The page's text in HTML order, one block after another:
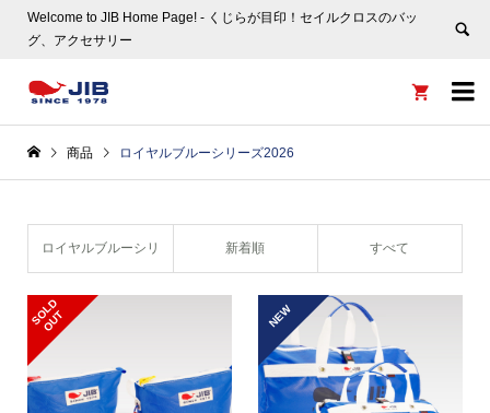
Welcome to JIB Home Page! ‐ くじらが目印！セイルクロスのバッ
グ、アクセサリー


商品 ロイヤルブルーシリーズ2026
ロイヤルブルーシリ
ーズ2026
新着順 すべて
S
O
L
D
O
U
T NEW